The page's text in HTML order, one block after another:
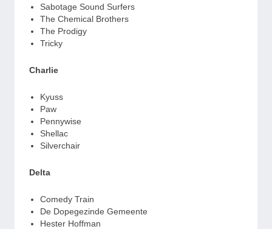
Sabotage Sound Surfers
The Chemical Brothers
The Prodigy
Tricky
Charlie
Kyuss
Paw
Pennywise
Shellac
Silverchair
Delta
Comedy Train
De Dopegezinde Gemeente
Hester Hoffman